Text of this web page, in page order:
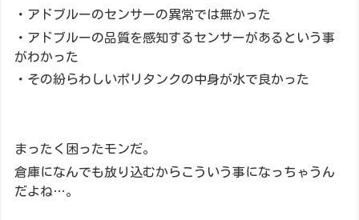
・アドブルーのセンサーの異常では無かった
・アドブルーの品質を感知するセンサーがあるという事
がわかった
・その紛らわしいポリタンクの中身が水で良かった
まったく困ったモンだ。
倉庫になんでも放り込むからこういう事になっちゃうん
だよね…。